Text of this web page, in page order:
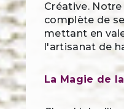
Créative.
complète de
mettant en
l'artisanat de
La Magie de